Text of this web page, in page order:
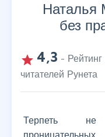
Наталья
без
grade 4,3 -
читателей Рунета
Терпеть не